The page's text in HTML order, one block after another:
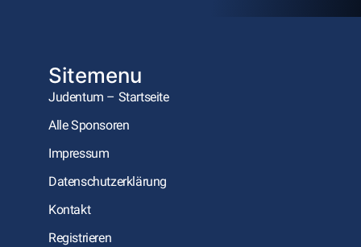
Sitemenu
Judentum – Startseite
Alle Sponsoren
Impressum
Datenschutzerklärung
Kontakt
Registrieren